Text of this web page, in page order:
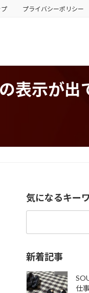
プライバシーポリシー
表示が出
気になるキー
新着記事
仕